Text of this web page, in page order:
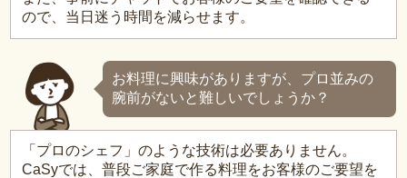
ので、当日迷う時間を減らせます。
お料理に興味がありますが、プロ並みの
腕前がないと難しいでしょうか？
「プロのシェフ」のような技術は必要ありません。
CaSyでは、普段ご家庭で作る料理をお客様のご要望を